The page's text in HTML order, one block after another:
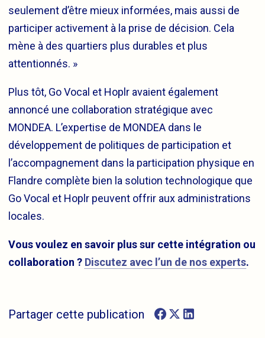
seulement d’être mieux informées, mais aussi de
participer activement à la prise de décision. Cela
mène à des quartiers plus durables et plus
attentionnés. »
Plus tôt, Go Vocal et Hoplr avaient également
annoncé une collaboration stratégique avec
MONDEA. L’expertise de MONDEA dans le
développement de politiques de participation et
l’accompagnement dans la participation physique en
Flandre complète bien la solution technologique que
Go Vocal et Hoplr peuvent offrir aux administrations
locales.
Vous voulez en savoir plus sur cette intégration ou
collaboration ? Discutez avec l’un de nos experts.
Partager cette publication